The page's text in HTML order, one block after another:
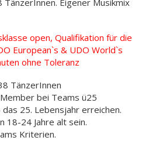
TänzerInnen. Eigener Musikmix
open, Qualifikation für die
European`s & UDO World`s
ohne Toleranz
TänzerInnen
bei Teams ü25
25. Lebensjahr erreichen.
18-24 Jahre alt sein.
Kriterien.